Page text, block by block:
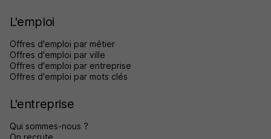
L'emploi
Offres d'emploi par métier
Offres d'emploi par ville
Offres d'emploi par entreprise
Offres d'emploi par mots clés
L'entreprise
Qui sommes-nous ?
On recrute